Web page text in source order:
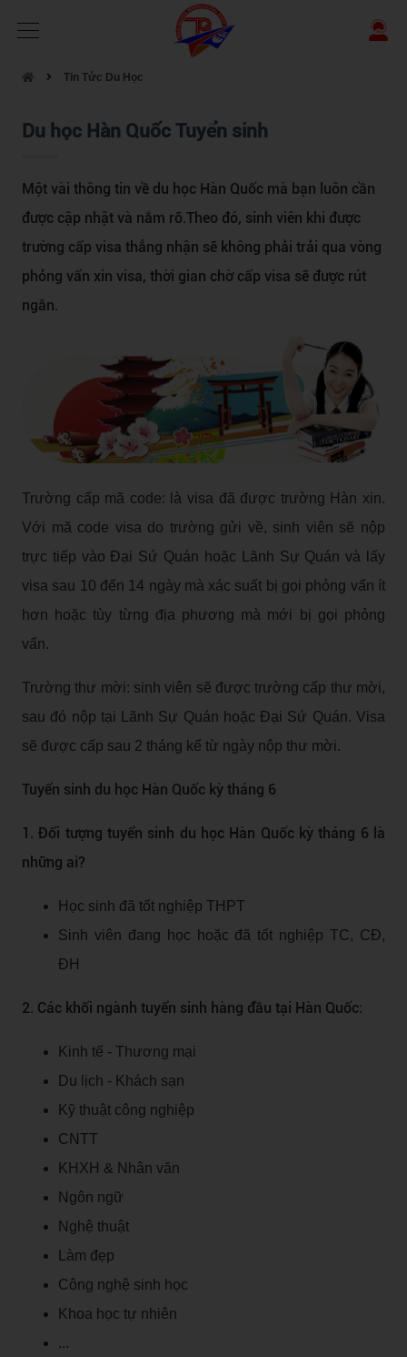
Tin Tức Du Học
Du học Hàn Quốc Tuyển sinh
Một vài thông tin về du học Hàn Quốc mà bạn luôn cần
được cập nhật và nắm rõ.Theo đó, sinh viên khi được
trường cấp visa thẳng nhận sẽ không phải trải qua vòng
phỏng vấn xin visa, thời gian chờ cấp visa sẽ được rút
ngắn.
Trường cấp mã code: là visa đã được trường Hàn xin.
Với mã code visa do trường gửi về, sinh viên sẽ nộp
trực tiếp vào Đại Sứ Quán hoặc Lãnh Sự Quán và lấy
visa sau 10 đến 14 ngày mà xác suất bị gọi phỏng vấn ít
hơn hoặc tùy từng địa phương mà mới bị gọi phỏng
vấn.
Trường thư mời: sinh viên sẽ được trường cấp thư mời,
sau đó nộp tại Lãnh Sự Quán hoặc Đại Sứ Quán. Visa
sẽ được cấp sau 2 tháng kể từ ngày nộp thư mời.
Tuyển sinh du học Hàn Quốc kỳ tháng 6
1. Đối tượng tuyển sinh du học Hàn Quốc kỳ tháng 6 là
những ai?
Học sinh đã tốt nghiệp THPT
Sinh viên đang học hoặc đã tốt nghiệp TC, CĐ,
ĐH
2. Các khối ngành tuyển sinh hàng đầu tại Hàn Quốc:
Kinh tế - Thương mại
Du lịch - Khách sạn
Kỹ thuật công nghiệp
CNTT
KHXH & Nhân văn
Ngôn ngữ
Nghệ thuật
Làm đẹp
Công nghệ sinh học
Khoa học tự nhiên
...